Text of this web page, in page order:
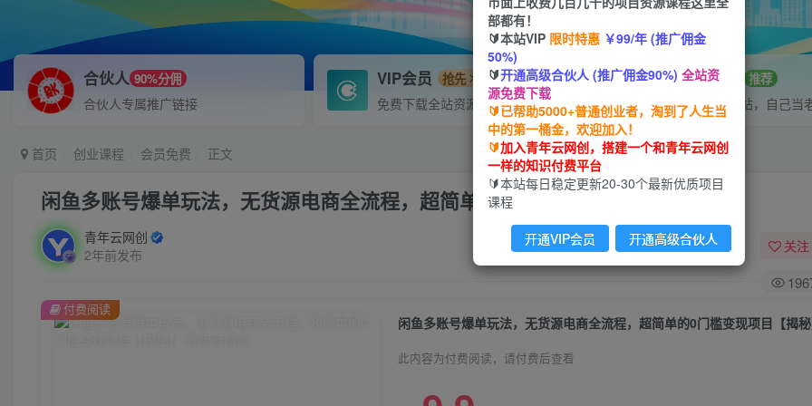
合伙人 90%分佣
合伙人专属推广链接
VIP会员 抢先
免费下载全站资源
招募站长 推荐
搭建同款网站，自己当
首页 创业课程 会员免费 正文
闲鱼多账号爆单玩法，无货源电商全流程，超简单的0门槛变现项目【揭秘】
青年云网创
2年前发布
关注
闲鱼多账号爆单玩法，无货源电商全流程，超简单的0门槛变现项目【揭
此内容为付费阅读，请付费后查看
付费阅读
部都有！
🔰本站VIP 限时特惠 ￥99/年 (推广佣金
50%)
🔰开通高级合伙人 (推广佣金90%) 全站资
源免费下载
🔰已帮助5000+普通创业者，淘到了人生当
中的第一桶金，欢迎加入！
🔰加入青年云网创，搭建一个和青年云网创
一样的知识付费平台
🔰本站每日稳定更新20-30个最新优质项目
课程
开通VIP会员 开通高级合伙人